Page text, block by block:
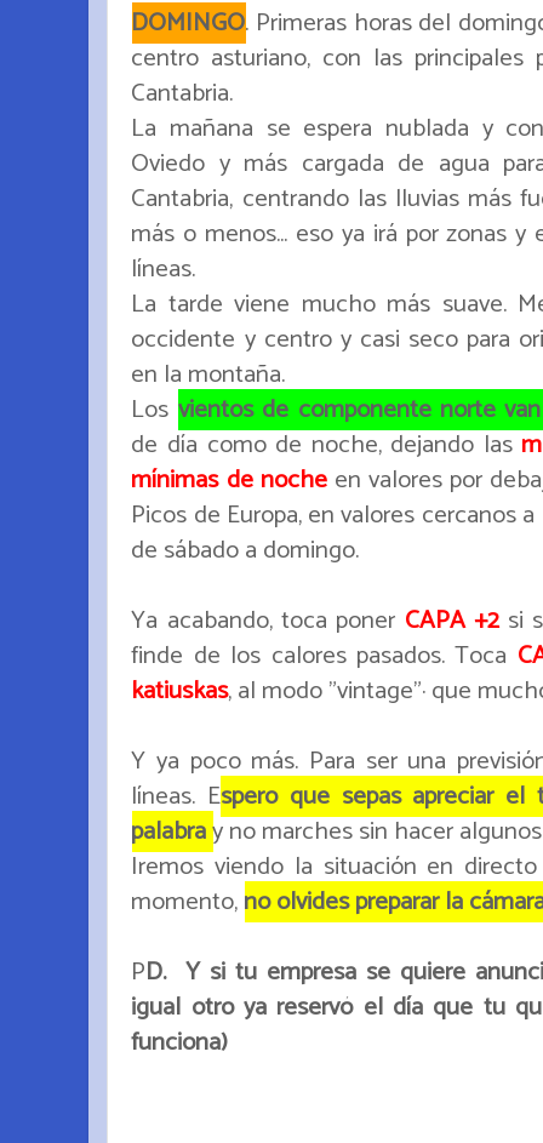
DOMINGO. Primeras horas del
centro asturiano, con las
Cantabria.
La mañana se espera nublada y
Oviedo y más cargada de agua
Cantabria, centrando las lluvias más
más o menos... eso ya irá por zonas
líneas.
La tarde viene mucho más suave.
occidente y centro y casi seco para
en la montaña.
Los vientos de componente norte
de día como de noche, dejando las
mínimas de nocheen valores por
Picos de Europa, en valores cercanos
de sábado a domingo.
Ya acabando, toca poner CAPA +2si
finde de los calores pasados. Toca
katiuskas, al modo "vintage"· que
Y ya poco más. Para ser una
líneas. Espero que sepas apreciar
palabray no marches sin hacer
Iremos viendo la situación en
momento,no olvides preparar la
PD. Y si tu empresa se quiere
igual otro ya reservó el día que tu
funciona)